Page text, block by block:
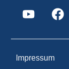
Impressum